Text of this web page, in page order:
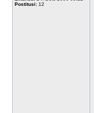
Postitusi: 12